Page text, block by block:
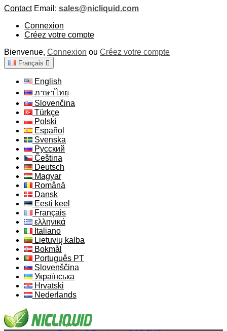
Contact Email: sales@nicliquid.com
Connexion
Créez votre compte
Bienvenue, Connexion ou Créez votre compte
Français 
English
ภาษาไทย
Slovenčina
Türkçe
Polski
Español
Svenska
Русский
Čeština
Deutsch
Magyar
Română
Dansk
Eesti keel
Français
ελληνικά
Italiano
Lietuvių kalba
Bokmål
Português PT
Slovenščina
Українська
Hrvatski
Nederlands